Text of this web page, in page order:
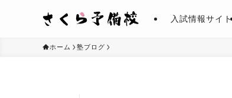
入試情報サイト
ホーム 塾ブログ